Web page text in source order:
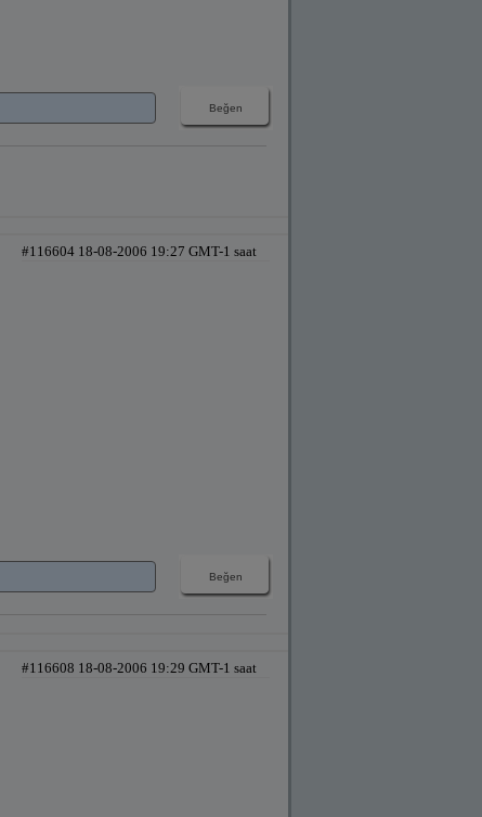
#116604 18-08-2006 19:27 GMT-1 saat
#116608 18-08-2006 19:29 GMT-1 saat